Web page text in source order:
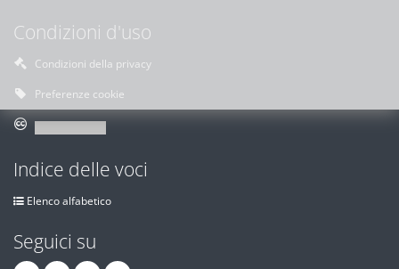
Condizioni d'uso
Condizioni della privacy
Preferenze cookie
Indice delle voci
Elenco alfabetico
Seguici su